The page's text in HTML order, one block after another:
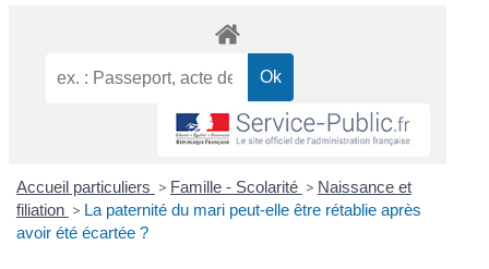
Accueil particuliers > Famille - Scolarité > Naissance et
filiation > La paternité du mari peut-elle être rétablie après
avoir été écartée ?